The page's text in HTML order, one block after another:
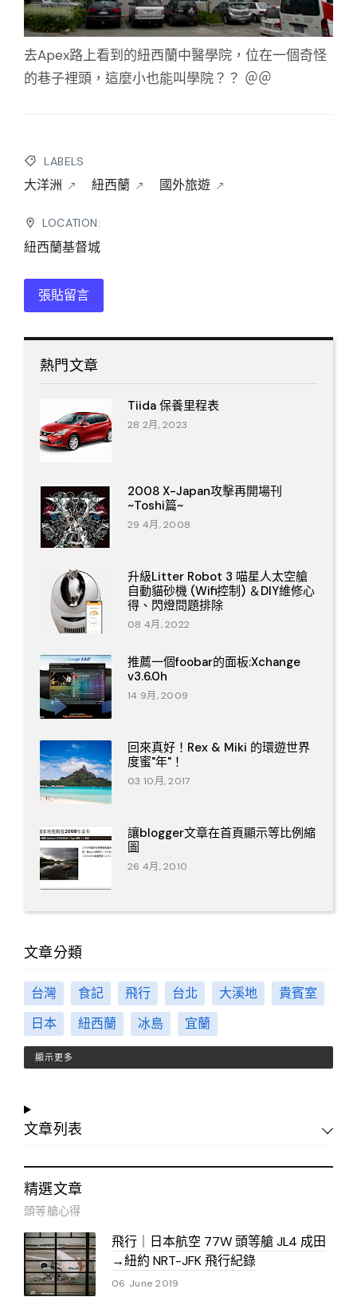
去Apex路上看到的紐西蘭中醫學院，位在一個奇怪
的巷子裡頭，這麼小也能叫學院？？ ＠＠
LABELS
大洋洲 紐西蘭 國外旅遊
LOCATION:
紐西蘭基督城
張貼留言
熱門文章
Tiida 保養里程表
28 2月, 2023
2008 X-Japan攻擊再開場刊
~Toshi篇~
29 4月, 2008
升級Litter Robot 3 喵星人太空艙
自動貓砂機 (Wifi控制) ＆DIY維修心
得、閃燈問題排除
08 4月, 2022
推薦一個foobar的面板:Xchange
v3.6.0h
14 9月, 2009
回來真好！Rex & Miki 的環遊世界
度蜜"年"！
03 10月, 2017
讓blogger文章在首頁顯示等比例縮
圖
26 4月, 2010
文章分類
台灣 食記 飛行 台北 大溪地
貴賓室
日本
紐西蘭 冰島 宜蘭
顯示更多
文章列表
精選文章
頭等艙心得
飛行｜日本航空 77W 頭等艙 JL4 成田
→紐約 NRT-JFK 飛行紀錄
06 June 2019